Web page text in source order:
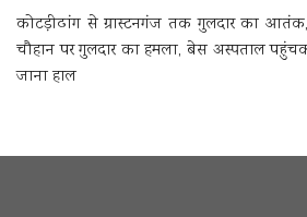
कोटड़ीढांग से ग्रास्टनगंज तक गुलदार का
चौहान पर गुलदार का हमला, बेस अस्पताल पहुंचकर
जाना हाल